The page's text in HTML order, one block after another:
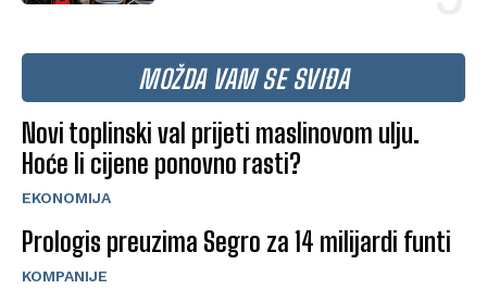
MOŽDA VAM SE SVIĐA
Novi toplinski val prijeti maslinovom ulju.
Hoće li cijene ponovno rasti?
EKONOMIJA
Prologis preuzima Segro za 14 milijardi funti
KOMPANIJE